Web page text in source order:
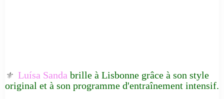
⚜️ Luísa Sanda brille à Lisbonne grâce à son style
original et à son programme d'entraînement intensif.